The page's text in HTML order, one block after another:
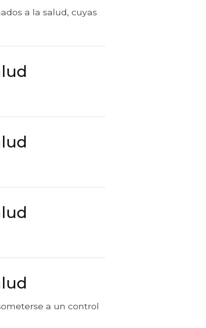
a la salud, cuyas
a un control